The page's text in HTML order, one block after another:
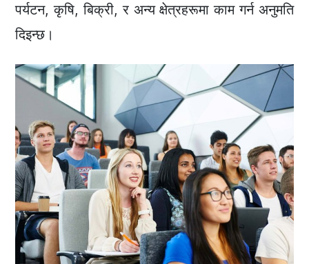
पर्यटन, कृषि, बिक्री, र अन्य क्षेत्रहरूमा काम गर्न अनुमति
दिइन्छ।